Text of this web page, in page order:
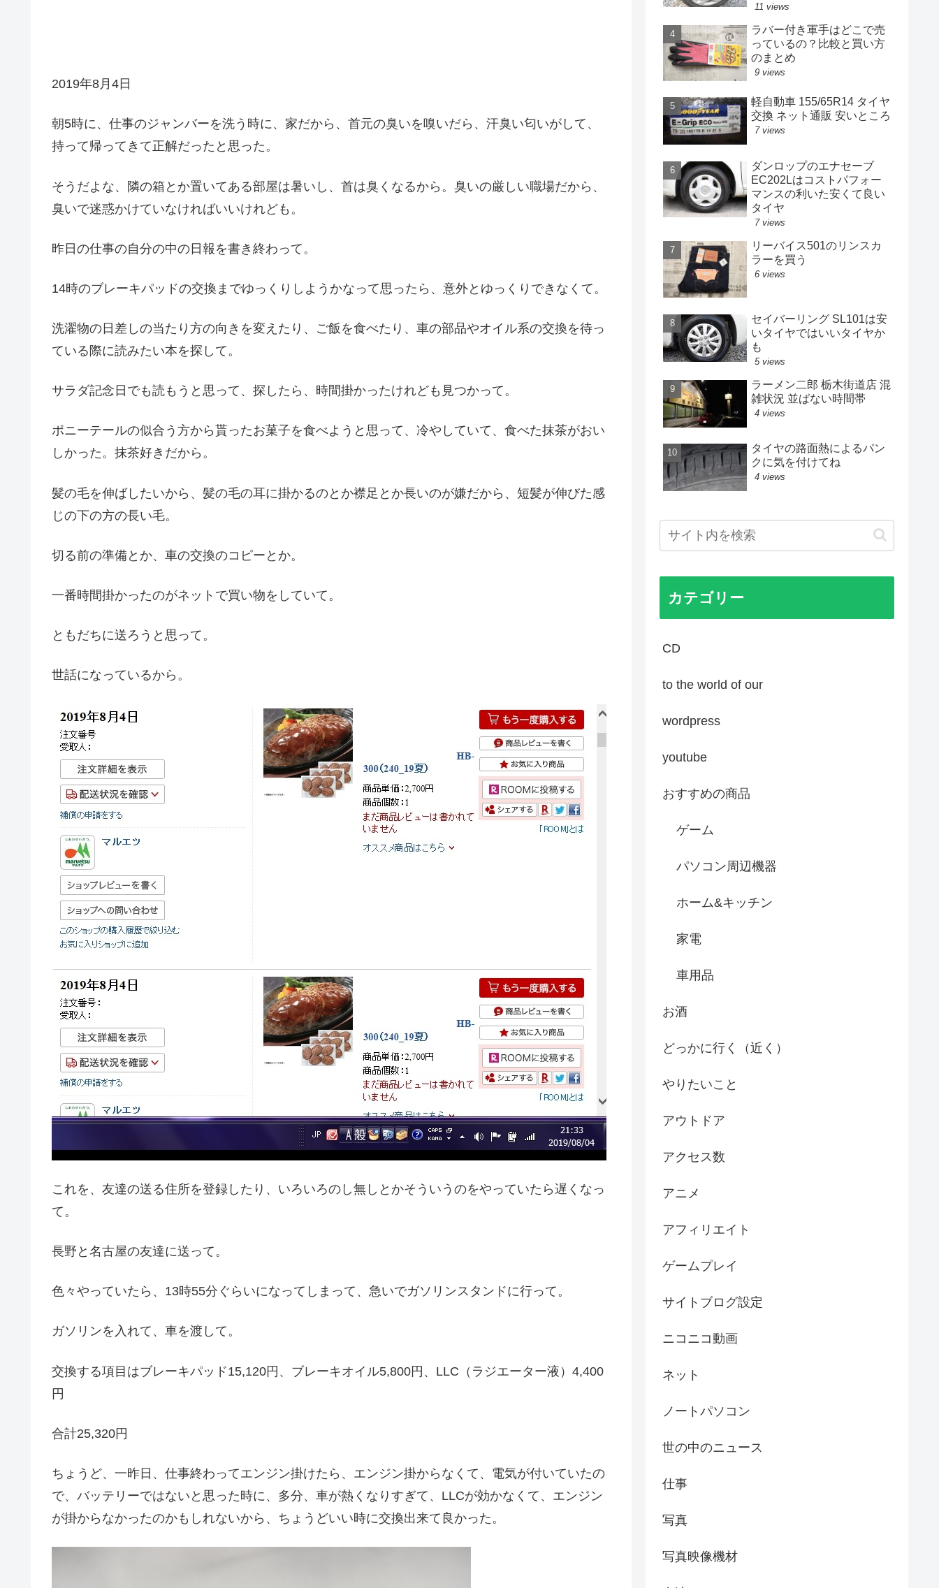
2019年8月4日
朝5時に、仕事のジャンバーを洗う時に、家だから、首元の臭いを嗅いだら、汗臭い匂いがして、
持って帰ってきて正解だったと思った。
そうだよな、隣の箱とか置いてある部屋は暑いし、首は臭くなるから。臭いの厳しい職場だから、
臭いで迷惑かけていなければいいけれども。
昨日の仕事の自分の中の日報を書き終わって。
14時のブレーキパッドの交換までゆっくりしようかなって思ったら、意外とゆっくりできなくて。
洗濯物の日差しの当たり方の向きを変えたり、ご飯を食べたり、車の部品やオイル系の交換を待っ
ている際に読みたい本を探して。
サラダ記念日でも読もうと思って、探したら、時間掛かったけれども見つかって。
ポニーテールの似合う方から貰ったお菓子を食べようと思って、冷やしていて、食べた抹茶がおい
しかった。抹茶好きだから。
髪の毛を伸ばしたいから、髪の毛の耳に掛かるのとか襟足とか長いのが嫌だから、短髪が伸びた感
じの下の方の長い毛。
切る前の準備とか、車の交換のコピーとか。
一番時間掛かったのがネットで買い物をしていて。
ともだちに送ろうと思って。
世話になっているから。
これを、友達の送る住所を登録したり、いろいろのし無しとかそういうのをやっていたら遅くなっ
て。
長野と名古屋の友達に送って。
色々やっていたら、13時55分ぐらいになってしまって、急いでガソリンスタンドに行って。
ガソリンを入れて、車を渡して。
交換する項目はブレーキパッド15,120円、ブレーキオイル5,800円、LLC（ラジエーター液）4,400
円
合計25,320円
ちょうど、一昨日、仕事終わってエンジン掛けたら、エンジン掛からなくて、電気が付いていたの
で、バッテリーではないと思った時に、多分、車が熱くなりすぎて、LLCが効かなくて、エンジン
が掛からなかったのかもしれないから、ちょうどいい時に交換出来て良かった。
11 views
ラバー付き軍手はどこで売
っているの？比較と買い方
のまとめ
9 views
軽自動車 155/65R14 タイヤ
交換 ネット通販 安いところ
7 views
ダンロップのエナセーブ
EC202Lはコストパフォー
マンスの利いた安くて良い
タイヤ
7 views
リーバイス501のリンスカ
ラーを買う
6 views
セイバーリング SL101は安
いタイヤではいいタイヤか
も
5 views
ラーメン二郎 栃木街道店 混
雑状況 並ばない時間帯
4 views
タイヤの路面熱によるパン
クに気を付けてね
4 views
カテゴリー
CD
to the world of our
wordpress
youtube
おすすめの商品
ゲーム
パソコン周辺機器
ホーム&キッチン
家電
車用品
お酒
どっかに行く（近く）
やりたいこと
アウトドア
アクセス数
アニメ
アフィリエイト
ゲームプレイ
サイトブログ設定
ニコニコ動画
ネット
ノートパソコン
世の中のニュース
仕事
写真
写真映像機材